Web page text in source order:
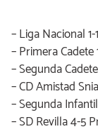
– Liga Nacional
– Primera Cadete
– Segunda
– CD Amistad
– Segunda
– SD Revilla 4-5